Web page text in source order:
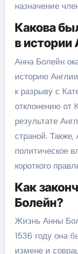
назначение
Какова
в истории
Анна Болейн
историю
к разрыву с
отклонению от
результате
страной.
политическое
короткого
Как
Болейн?
Жизнь Анны
1536 году она
измене и